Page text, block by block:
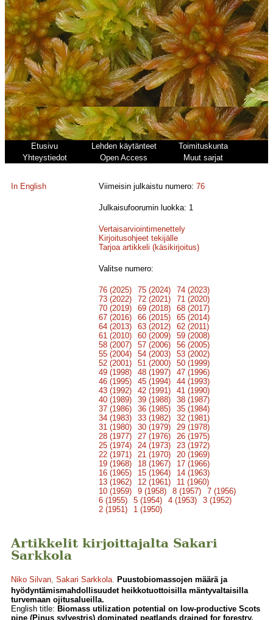
Etusivu Lehden käytänteet
Toimituskunta
Yhteystiedot
Open Access Muut sarjat
In English Viimeisin julkaistu numero:76
Julkaisufoorumin luokka: 1
Vertaisarviointimenettely
Kirjoitusohjeet tekijälle
Tarjoa artikkeli (käsikirjoitus)
Valitse numero:
76 (2025) 75 (2024)
74 (2023)
73 (2022)
72 (2021)
71 (2020)
70 (2019)
69 (2018)
68 (2017)
67 (2016)
66 (2015)
65 (2014)
64 (2013)
63 (2012)
62 (2011)
61 (2010)
60 (2009)
59 (2008)
58 (2007)
57 (2006)
56 (2005)
55 (2004)
54 (2003)
53 (2002)
52 (2001)
51 (2000)
50 (1999)
49 (1998)
48 (1997)
47 (1996)
46 (1995)
45 (1994)
44 (1993)
43 (1992)
42 (1991)
41 (1990)
40 (1989)
39 (1988)
38 (1987)
37 (1986)
36 (1985)
35 (1984)
34 (1983)
33 (1982)
32 (1981)
31 (1980)
30 (1979)
29 (1978)
28 (1977)
27 (1976)
26 (1975)
25 (1974)
24 (1973)
23 (1972)
22 (1971)
21 (1970)
20 (1969)
19 (1968)
18 (1967)
17 (1966)
16 (1965)
15 (1964)
14 (1963)
13 (1962)
12 (1961)
11 (1960)
10 (1959)
9 (1958) 8 (1957)
7 (1956)
6 (1955)
5 (1954) 4 (1953)
3 (1952)
2 (1951)
1 (1950)
Artikkelit kirjoittajalta Sakari
Sarkkola
Niko Silvan, Sakari Sarkkola. Puustobiomassojen määrä ja
hyödyntämismahdollisuudet heikkotuottoisilla mäntyvaltaisilla
turvemaan ojitusalueilla.
English title: Biomass utilization potential on low-productive Scots
pine (Pinus sylvestris) dominated peatlands drained for forestry.